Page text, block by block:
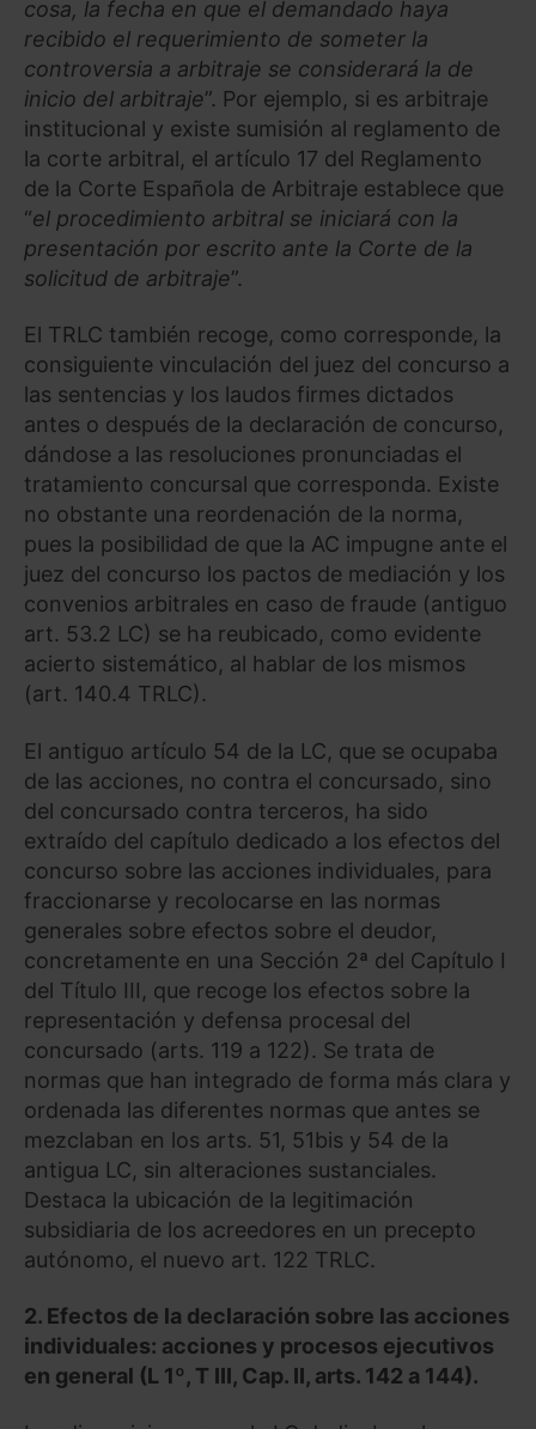
Saber más acerca de las cookies
cosa, la fecha en que el demandado haya
recibido el requerimiento de someter la
controversia a arbitraje se considerará la de
inicio del arbitraje”. Por ejemplo, si es arbitraje
institucional y existe sumisión al reglamento de
la corte arbitral, el artículo 17 del Reglamento
de la Corte Española de Arbitraje establece que
“el procedimiento arbitral se iniciará con la
presentación por escrito ante la Corte de la
solicitud de arbitraje”.
El TRLC también recoge, como corresponde, la
consiguiente vinculación del juez del concurso a
las sentencias y los laudos firmes dictados
antes o después de la declaración de concurso,
dándose a las resoluciones pronunciadas el
tratamiento concursal que corresponda. Existe
no obstante una reordenación de la norma,
pues la posibilidad de que la AC impugne ante el
juez del concurso los pactos de mediación y los
convenios arbitrales en caso de fraude (antiguo
art. 53.2 LC) se ha reubicado, como evidente
acierto sistemático, al hablar de los mismos
(art. 140.4 TRLC).
El antiguo artículo 54 de la LC, que se ocupaba
de las acciones, no contra el concursado, sino
del concursado contra terceros, ha sido
extraído del capítulo dedicado a los efectos del
concurso sobre las acciones individuales, para
fraccionarse y recolocarse en las normas
generales sobre efectos sobre el deudor,
concretamente en una Sección 2ª del Capítulo I
del Título III, que recoge los efectos sobre la
representación y defensa procesal del
concursado (arts. 119 a 122). Se trata de
normas que han integrado de forma más clara y
ordenada las diferentes normas que antes se
mezclaban en los arts. 51, 51bis y 54 de la
antigua LC, sin alteraciones sustanciales.
Destaca la ubicación de la legitimación
subsidiaria de los acreedores en un precepto
autónomo, el nuevo art. 122 TRLC.
2. Efectos de la declaración sobre las acciones
individuales: acciones y procesos ejecutivos
en general (L 1º, T III, Cap. II, arts. 142 a 144).